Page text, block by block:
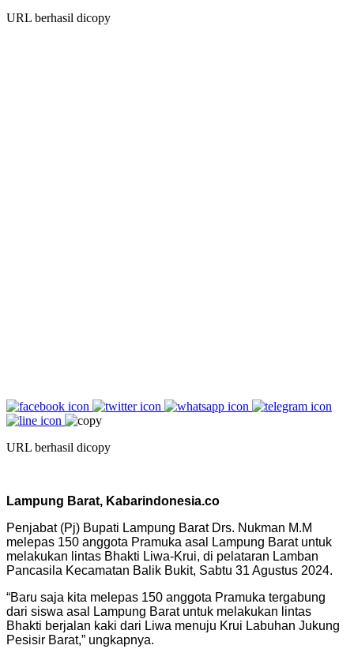
URL berhasil dicopy
URL berhasil dicopy
Lampung Barat, Kabarindonesia.co
Penjabat (Pj) Bupati Lampung Barat Drs. Nukman M.M
melepas 150 anggota Pramuka asal Lampung Barat untuk
melakukan lintas Bhakti Liwa-Krui, di pelataran Lamban
Pancasila Kecamatan Balik Bukit, Sabtu 31 Agustus 2024.
“Baru saja kita melepas 150 anggota Pramuka tergabung
dari siswa asal Lampung Barat untuk melakukan lintas
Bhakti berjalan kaki dari Liwa menuju Krui Labuhan Jukung
Pesisir Barat,” ungkapnya.